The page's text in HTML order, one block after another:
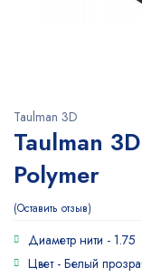
Taulman 3D
Taulman
Polymer
Оставить отзыв
Диаметр нити - 1.75
Цвет - Белый